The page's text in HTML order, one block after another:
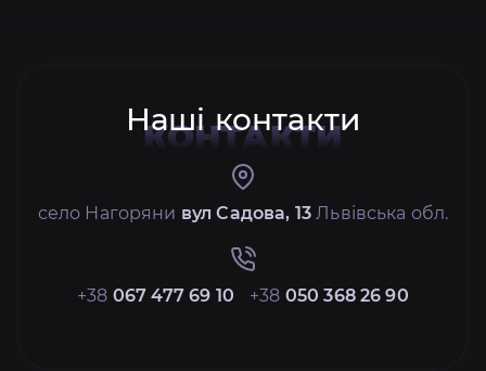
Наші контакти
КОНТАКТИ
село Нагоряни вул Садова, 13 Львівська обл.
+38 067 477 69 10 +38 050 368 26 90